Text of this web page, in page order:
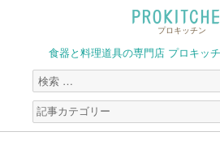
プロキッチン
食器と料理道具の専門店 プロキッ
検
索
対
象: